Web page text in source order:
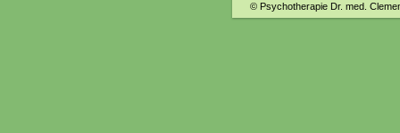
© Psychotherapie Dr. med.